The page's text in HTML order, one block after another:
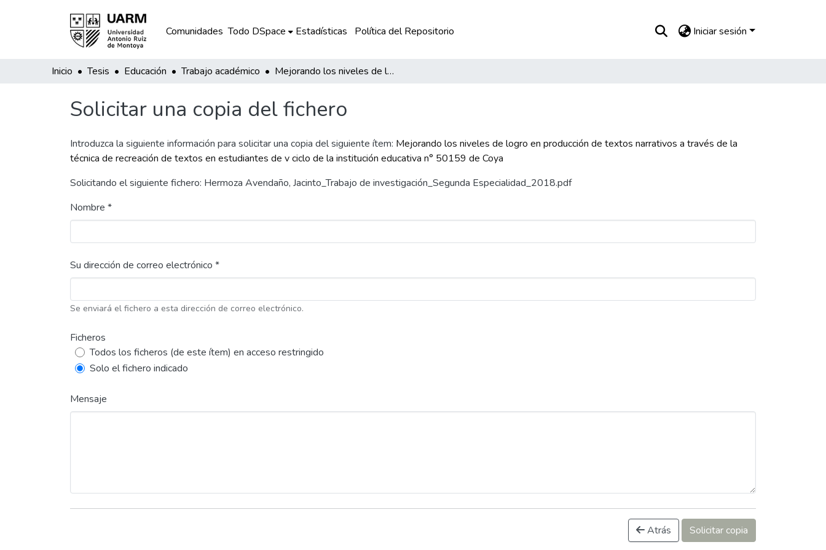
Comunidades Todo DSpace Estadísticas Política del Repositorio Iniciar sesión
Inicio Tesis Educación Trabajo académico Mejorando los niveles de logro en producción de textos narrativos a través de la técnica de recreación de textos en estudiantes de v ciclo de la institución educativa n° 50159 de Coya
Solicitar una copia del fichero
Introduzca la siguiente información para solicitar una copia del siguiente ítem: Mejorando los niveles de logro en producción de textos narrativos a través de la
técnica de recreación de textos en estudiantes de v ciclo de la institución educativa n° 50159 de Coya
Solicitando el siguiente fichero: Hermoza Avendaño, Jacinto_Trabajo de investigación_Segunda Especialidad_2018.pdf
Nombre *
Su dirección de correo electrónico *
Se enviará el fichero a esta dirección de correo electrónico.
Ficheros
Todos los ficheros (de este ítem) en acceso restringido
Solo el fichero indicado
Mensaje
Atrás Solicitar copia